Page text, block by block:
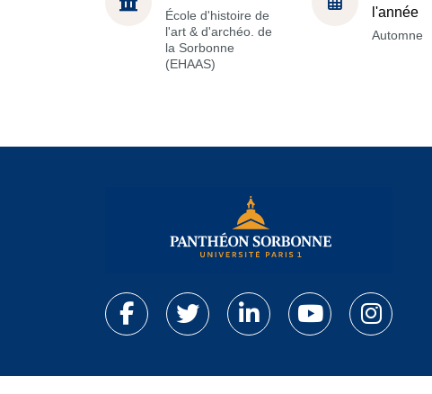
École d'histoire de
l'art & d'archéo. de
la Sorbonne
(EHAAS)
l'année
Automne